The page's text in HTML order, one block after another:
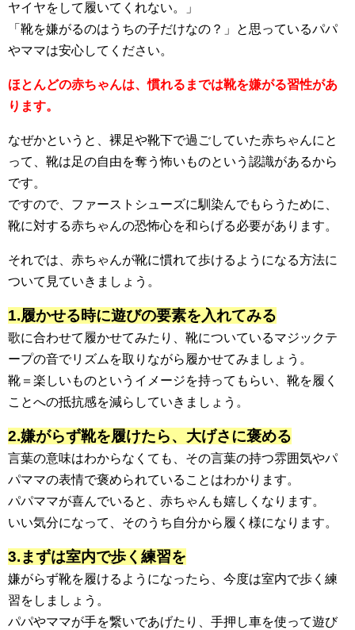
ヤイヤをして履いてくれない。」
「靴を嫌がるのはうちの子だけなの？」と思っているパパ
やママは安心してください。
ほとんどの赤ちゃんは、慣れるまでは靴を嫌がる習性があ
ります。
なぜかというと、裸足や靴下で過ごしていた赤ちゃんにと
って、靴は足の自由を奪う怖いものという認識があるから
です。
ですので、ファーストシューズに馴染んでもらうために、
靴に対する赤ちゃんの恐怖心を和らげる必要があります。
それでは、赤ちゃんが靴に慣れて歩けるようになる方法に
ついて見ていきましょう。
1.履かせる時に遊びの要素を入れてみる
歌に合わせて履かせてみたり、靴についているマジックテ
ープの音でリズムを取りながら履かせてみましょう。
靴＝楽しいものというイメージを持ってもらい、靴を履く
ことへの抵抗感を減らしていきましょう。
2.嫌がらず靴を履けたら、大げさに褒める
言葉の意味はわからなくても、その言葉の持つ雰囲気やパ
パママの表情で褒められていることはわかります。
パパママが喜んでいると、赤ちゃんも嬉しくなります。
いい気分になって、そのうち自分から履く様になります。
3.まずは室内で歩く練習を
嫌がらず靴を履けるようになったら、今度は室内で歩く練
習をしましょう。
パパやママが手を繋いであげたり、手押し車を使って遊び